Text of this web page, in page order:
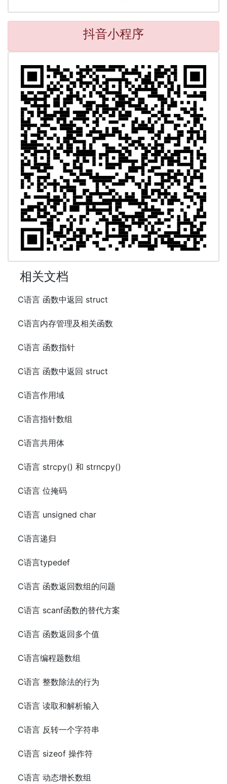
抖音小程序
相关文档
C语言 函数中返回 struct
C语言内存管理及相关函数
C语言 函数指针
C语言 函数中返回 struct
C语言作用域
C语言指针数组
C语言共用体
C语言 strcpy() 和 strncpy()
C语言 位掩码
C语言 unsigned char
C语言递归
C语言typedef
C语言 函数返回数组的问题
C语言 scanf函数的替代方案
C语言 函数返回多个值
C语言编程题数组
C语言 整数除法的行为
C语言 读取和解析输入
C语言 反转一个字符串
C语言 sizeof 操作符
C语言 动态增长数组